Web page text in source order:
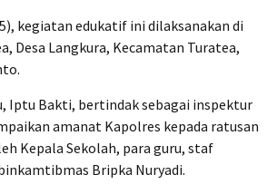
kegiatan edukatif ini dilaksanakan di
Desa Langkura, Kecamatan Turatea,
Iptu Bakti, bertindak sebagai inspektur
amanat Kapolres kepada ratusan
Kepala Sekolah, para guru, staf
Bripka Nuryadi.